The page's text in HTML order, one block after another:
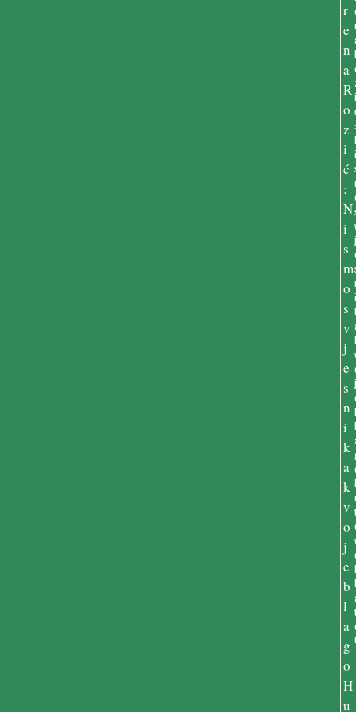
i
:
i
j
i
j
l
t
l
t
!